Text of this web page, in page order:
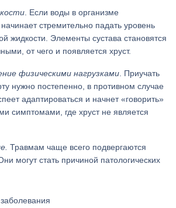
. Если воды в организме
стремительно падать уровень
жидкости. Элементы сустава становятся
от чего и появляется хруст.
физическими нагрузками . Приучать
нужно постепенно, в противном случае
адаптироваться и начнет «говорить»
симптомами, где хруст не является
Травмам чаще всего подвергаются
могут стать причиной патологических